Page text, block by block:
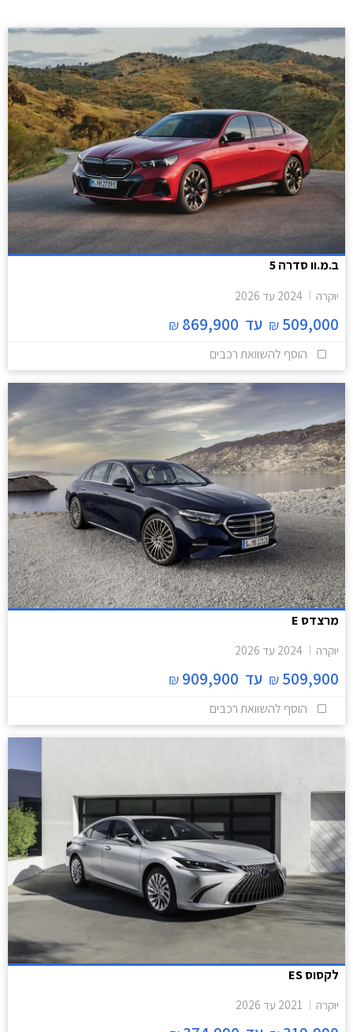
ב.מ.וו סדרה 5
יוקרה 2024 עד 2026
509,000
₪ עד 869,900
₪
הוסף להשוואת רכבים
מרצדס E
יוקרה 2024 עד 2026
509,900
₪ עד 909,900
₪
הוסף להשוואת רכבים
לקסוס ES
יוקרה 2021 עד 2026